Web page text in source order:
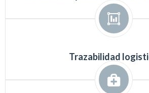
Trazabilidad